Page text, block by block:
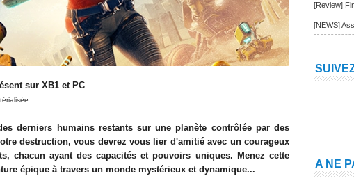
sur XB1 et PC
derniers humains restants sur une planète contrôlée par des
destruction, vous devrez vous lier d'amitié avec un courageux
chacun ayant des capacités et pouvoirs uniques. Menez cette
épique à travers un monde mystérieux et dynamique...
[Review]
[NEWS]
A NE